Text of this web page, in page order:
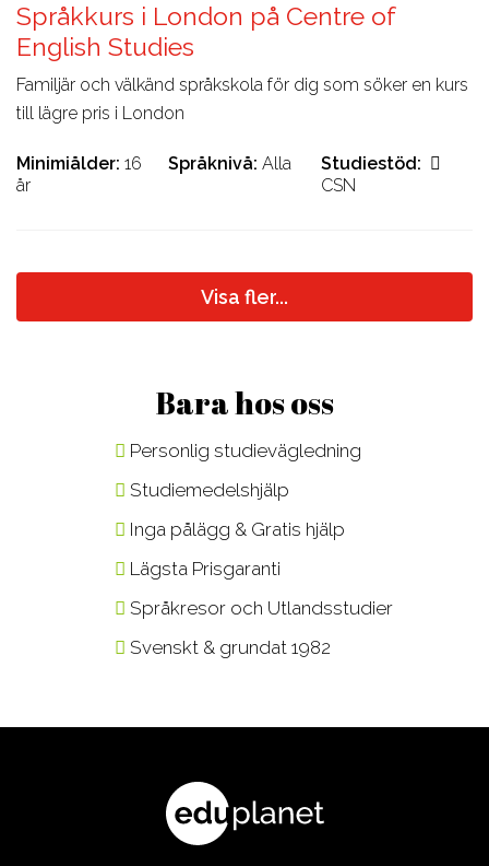
Språkkurs i London på Centre of
English Studies
Familjär och välkänd språkskola för dig som söker en kurs
till lägre pris i London
Minimiålder 16
år
Språknivå Alla
Studiestöd
CSN
Visa fler...
Bara hos oss
Personlig studievägledning
Studiemedelshjälp
Inga pålägg & Gratis hjälp
Lägsta Prisgaranti
Språkresor och Utlandsstudier
Svenskt & grundat 1982